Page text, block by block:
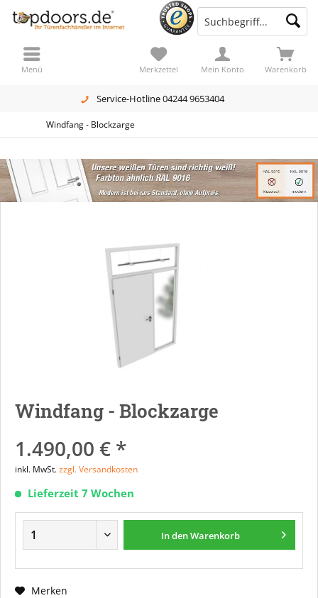
Service-Hotline 04244 9653404
Warenkorb
Merkzettel Mein Konto
Menü
Windfang - Blockzarge
Windfang - Blockzarge
1.490,00 € *
inkl. MwSt.zzgl. Versandkosten
Lieferzeit 7 Wochen
In denWarenkorb
Merken